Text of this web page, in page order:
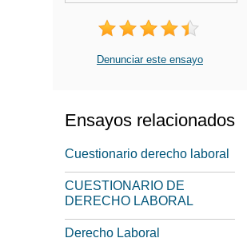
Denunciar este ensayo
Ensayos relacionados
Cuestionario derecho laboral
CUESTIONARIO DE
DERECHO LABORAL
Derecho Laboral